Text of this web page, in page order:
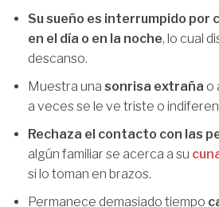
Su sueño es interrumpido
en el día o en la noche, lo cual
descanso.
Muestra una sonrisa extraña o
a veces se le ve triste o
Rechaza el contacto con las
algún familiar se acerca a su
si lo toman en brazos.
Permanece demasiado tiempo